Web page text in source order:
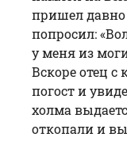
пришел
попросил:
у меня из
Вскоре отец с
погост и
холма
откопали и